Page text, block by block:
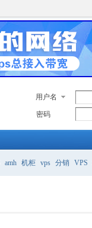
用户名
密码
amh 机柜 vps 分销 VPS